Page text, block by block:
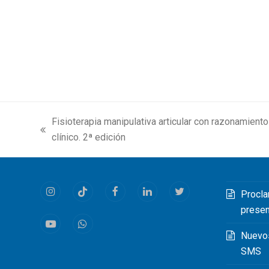
previous
Fisioterapia manipulativa articular con razonamiento
clínico. 2ª edición
InstagramTiktok FacebookLinkedInTwitter
YoutubeWhatsapp
SMS